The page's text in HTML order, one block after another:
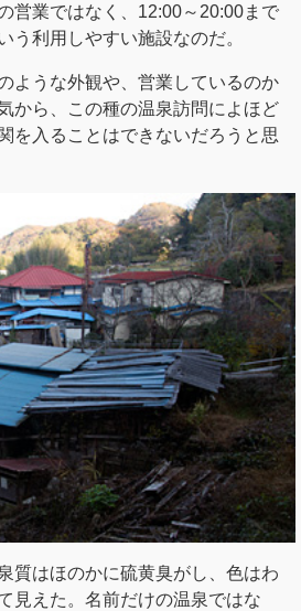
営業ではなく、12:00～20:00まで
う利用しやすい施設なのだ。
ような外観や、営業しているのか
から、この種の温泉訪問によほど
を入ることはできないだろうと思
質はほのかに硫黄臭がし、色はわ
見えた。名前だけの温泉ではな